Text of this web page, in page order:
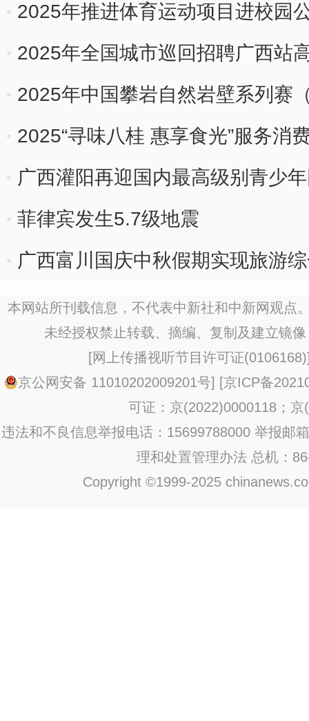
2025年推进体育运动项目进校园
2025年全国城市巡回招聘广西站
2025年中国攀岩自然岩壁系列赛
2025“寻味八桂 惠享食光”服务消
广西灌阳再迎国内最高级别青少
菲律宾发生5.7级地震
广西富川国庆中秋假期实现旅游
本网站所刊载信息，不代表中新社和中新网观点
未经授权禁止转载、摘编、复制及建立镜
[网上传播视听节目许可证(0106168)
京公网安备 11010202009201号] [京ICP备
可证：京(2022)0000118；京
违法和不良信息举报电话：15699788000 举报邮
理和处置管理办法 总机：
Copyright ©1999-2025